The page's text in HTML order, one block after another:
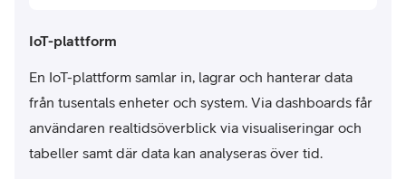
IoT-plattform
En IoT-plattform samlar in, lagrar och hanterar data
från tusentals enheter och system. Via dashboards får
användaren realtidsöverblick via visualiseringar och
tabeller samt där data kan analyseras över tid.